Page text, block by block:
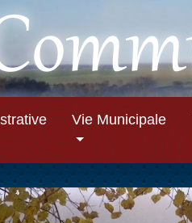
Vie Municipale